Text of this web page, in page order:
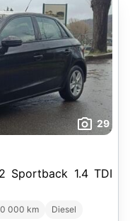
29
Sportback 1.4 TDI
000 km
Diesel